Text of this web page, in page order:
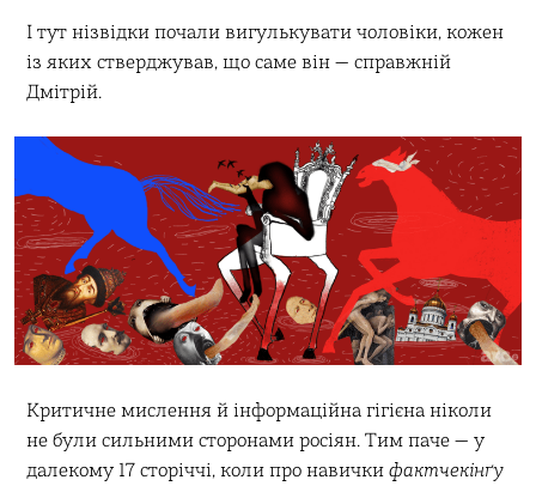
І тут нізвідки почали вигулькувати чоловіки, кожен
із яких стверджував, що саме він — справжній
Дмітрій.
Критичне мислення й інформаційна гігієна ніколи
не були сильними сторонами росіян. Тим паче — у
далекому 17 сторіччі, коли про навичкифактчекінґу